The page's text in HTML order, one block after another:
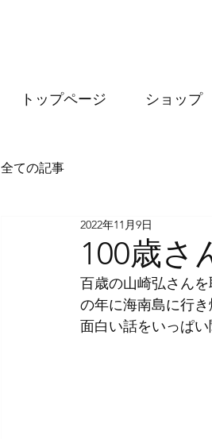
トップページ ショップ
全ての記事
100歳さ
2022年11月9日
百歳の山崎弘さん
の年に海南島に行
面白い話をいっぱ